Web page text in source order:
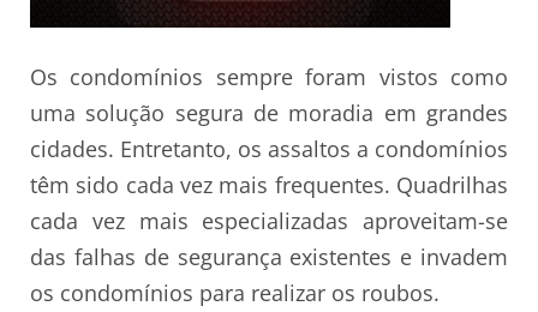
Os condomínios sempre foram vistos como
uma solução segura de moradia em grandes
cidades. Entretanto, os assaltos a condomínios
têm sido cada vez mais frequentes. Quadrilhas
cada vez mais especializadas aproveitam-se
das falhas de segurança existentes e invadem
os condomínios para realizar os roubos.